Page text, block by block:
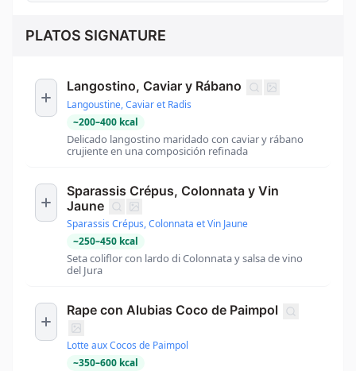
PLATOS SIGNATURE
Langostino, Caviar y Rábano
Langoustine, Caviar et Radis
~200–400 kcal
Delicado langostino maridado con caviar y rábano
crujiente en una composición refinada
Sparassis Crépus, Colonnata y Vin
Jaune
Sparassis Crépus, Colonnata et Vin Jaune
~250–450 kcal
Seta coliflor con lardo di Colonnata y salsa de vino
del Jura
Rape con Alubias Coco de Paimpol
Lotte aux Cocos de Paimpol
~350–600 kcal